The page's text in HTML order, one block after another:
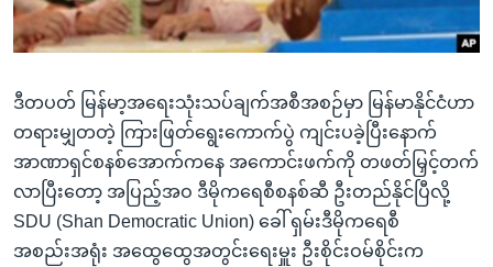
သို့
ကျော်
ရန်
ရှာဖွေ
ရန်
နေရာ
သို့
ကျော်
ဗွီအိုအေ လူမှုကွန်ယက်များ
ဘာသာစကားများ
ဒီတပတ် မြန်မာ့အရေးသုံးသပ်ချက်အစီအစဉ်မှာ မြန်မာနိုင်ငံဟာ
တရားမျှတတဲ့ ကြားဖြတ်ရွေးကောက်ပွဲ ကျင်းပခဲ့ပြီးနောက်
အာဏာရှင်စနစ်အောက်ကနေ အကောင်းဖက်ကို တဖတ်မြှင့်တက်
လာပြီးတော့ အပြည့်အဝ ဒီမိုကရေစီစနစ်ဆီ ဦးတည်နိုင်ပြီလို့
SDU (Shan Democratic Union) ခေါ် ရှမ်းဒီမိုကရေစီ
အစည်းအရုံး အထွေထွေအတွင်းရေးမှူး ဦးစိုင်းဝမ်စိုင်းက